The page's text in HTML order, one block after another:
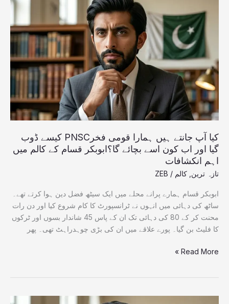
کیا آپ جانتے ہیں ہمارا قومی فخرPNSC کیسے ڈوب
گیا اور اب کون اسے بچائے گا؟ابوبکر قسام کے کالم میں
اہم انکشافات
تازہ ترین کالم /
ZEB
ابوبکر قسام ہمارے پرانے محلے میں ایک سیٹھ فضل دین ہوا کرتے تھے۔
ساٹھ کی دہائی میں انہوں نے ٹرانسپورٹ کا کام شروع کیا اور دن رات
محنت کر کے 80 کی دہائی تک ان کے پاس 45 شاندار بسوں اور ٹرکوں
کا فلیٹ بن گیا۔ پورے علاقے میں ان کی بڑی چوہدراہٹ تھی۔ پھر
قومی
فخرPNSC
کیسے
ڈوب
گیا
اور
اب
کون
اسے
بچائے
گا؟
ابوبکر
قسام
کے
کالم
میں
انکشافات
Read More »